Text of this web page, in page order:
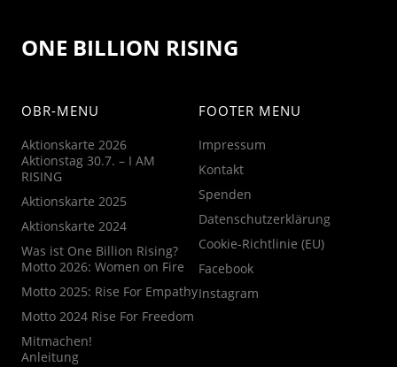
ONE BILLION RISING
OBR-MENU
Aktionskarte 2026
Aktionstag 30.7. – I AM
RISING
Aktionskarte 2025
Aktionskarte 2024
Was ist One Billion Rising?
Motto 2026: Women on Fire
Motto 2025: Rise For Empathy
Motto 2024 Rise For Freedom
Mitmachen!
Anleitung
FOOTER MENU
Impressum
Kontakt
Spenden
Datenschutzerklärung
Cookie-Richtlinie (EU)
Facebook
Instagram